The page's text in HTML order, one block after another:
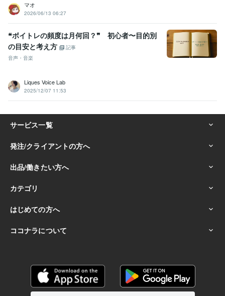
マオ
2026/06/13 06:27
❝ボイトレの頻度は月何回？❞ 初心者〜目的別
の目安と考え方
記事
音声・音楽
Liques Voice Lab
2025/12/07 11:53